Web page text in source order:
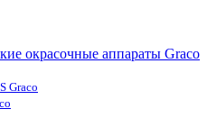
окрасочные аппараты Graco
Graco